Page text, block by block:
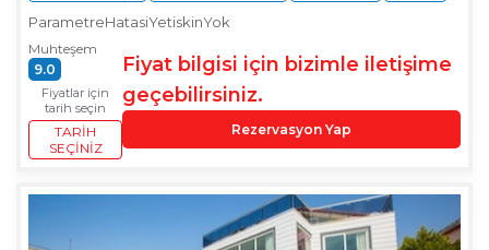
ParametreHatasiYetiskinYok
Muhteşem
9.0
Fiyatlar için
tarih seçin
TARIH
SEÇINIZ
Fiyat bilgisi için bizimle iletişime
geçebilirsiniz.
Rezervasyon Yap